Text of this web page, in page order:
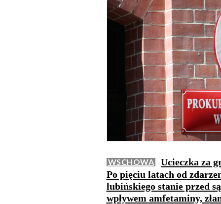
WSCHOWA
Ucieczka za
Po pięciu latach od
lubińskiego stanie przed
wpływem amfetaminy,